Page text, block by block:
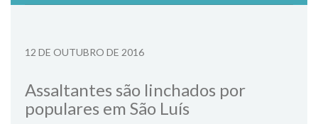
12 DE OUTUBRO DE 2016
Assaltantes são linchados por
populares em São Luís